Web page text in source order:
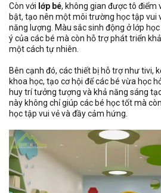
Còn với lớp bé, không gian được tô điểm
bật, tạo nên một môi trường học tập vui
năng lượng. Màu sắc sinh động ở lớp
ý của các bé mà còn hỗ trợ phát triển
một cách tự nhiên.
Bên cạnh đó, các thiết bị hỗ trợ như tivi,
khoa học, tạo cơ hội để các bé vừa học
huy trí tưởng tượng và khả năng sáng
này không chỉ giúp các bé học tốt mà
học tập vui vẻ và đầy cảm hứng.